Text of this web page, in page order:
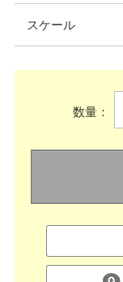
スケール
数量：